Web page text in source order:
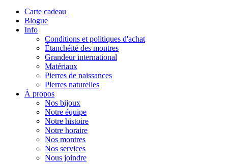
Carte cadeau
Blogue
Info
Conditions et politiques d'achat
Étanchéité des montres
Grandeur international
Matériaux
Pierres de naissances
Pierres naturelles
À propos
Nos bijoux
Notre équipe
Notre histoire
Notre horaire
Nos montres
Nos services
Nous joindre